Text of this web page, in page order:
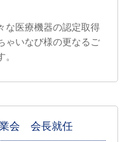
な医療機器の認定取得
ゃいなび様の更なるご
会 会長就任